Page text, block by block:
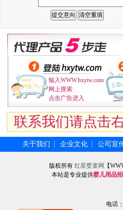
输入WWW.hxytw.com
网上搜索
点击广告进入
联系我们请点击
关于我们 ┆ 企业文化 ┆ 公司宣
版权所有 红星婴童网
【
本站是专业提供婴儿用品
电话